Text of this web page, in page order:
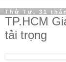
Thứ Tư, 31
TP.HCM
tải trọng